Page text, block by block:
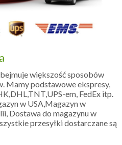
większość sposobów
Mamy podstawowe ekspresy,
em, FedEx itp.
w USA,Magazyn w
Dostawa do magazynu w
przesyłki dostarczane są